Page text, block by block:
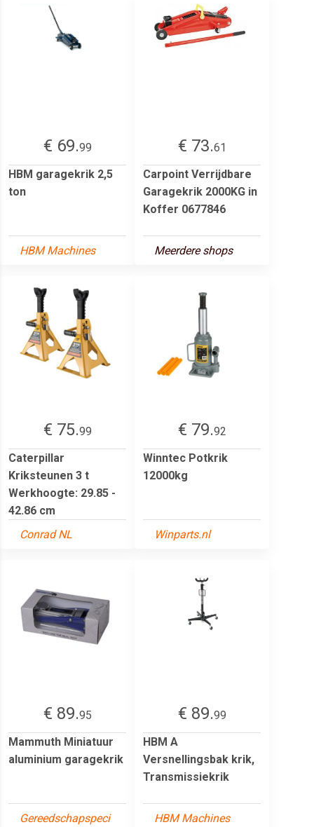
€ 69.99
HBM garagekrik 2,5
ton
HBM Machines
€ 73.61
Carpoint Verrijdbare
Garagekrik 2000KG in
Koffer 0677846
Meerdere shops
€ 75.99
Caterpillar
Kriksteunen 3 t
Werkhoogte: 29.85 -
42.86 cm
Conrad NL
€ 79.92
Winntec Potkrik
12000kg
Winparts.nl
€ 89.95
Mammuth Miniatuur
aluminium garagekrik
Gereedschapspeci
€ 89.99
HBM A
Versnellingsbak krik,
Transmissiekrik
HBM Machines